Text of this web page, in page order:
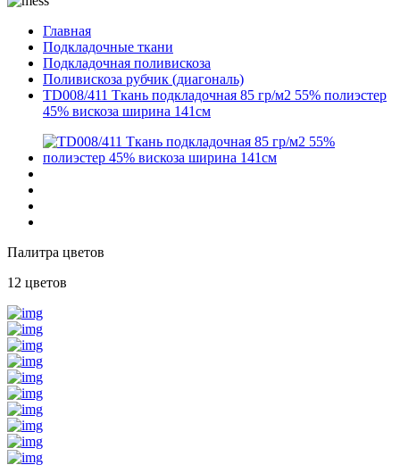
Главная
Подкладочные ткани
Подкладочная поливискоза
Поливискоза рубчик (диагональ)
TD008/411 Ткань подкладочная 85 гр/м2 55% полиэстер
45% вискоза ширина 141см
Палитра цветов
12 цветов